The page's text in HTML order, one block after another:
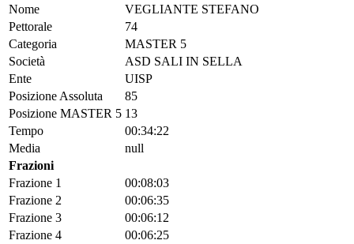
Nome
VEGLIANTE STEFANO
Pettorale
74
Categoria
MASTER 5
Società
ASD SALI IN SELLA
Ente
UISP
Posizione Assoluta
85
Posizione MASTER 5 13
Tempo
00:34:22
Media
null
Frazioni
Frazione 1
00:08:03
Frazione 2
00:06:35
Frazione 3
00:06:12
Frazione 4
00:06:25